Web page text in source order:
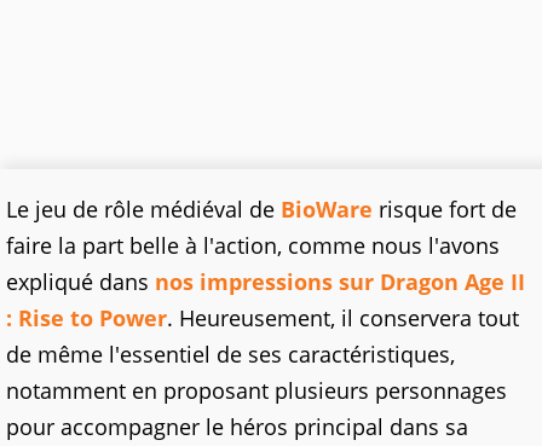
Le jeu de rôle médiéval de BioWare risque fort de
faire la part belle à l'action, comme nous l'avons
expliqué dans nos impressions sur Dragon Age II
: Rise to Power. Heureusement, il conservera tout
de même l'essentiel de ses caractéristiques,
notamment en proposant plusieurs personnages
pour accompagner le héros principal dans sa